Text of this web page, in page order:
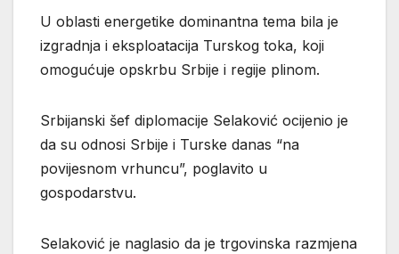
U oblasti energetike dominantna tema bila je
izgradnja i eksploatacija Turskog toka, koji
omogućuje opskrbu Srbije i regije plinom.
Srbijanski šef diplomacije Selaković ocijenio je
da su odnosi Srbije i Turske danas “na
povijesnom vrhuncu”, poglavito u
gospodarstvu.
Selaković je naglasio da je trgovinska razmjena